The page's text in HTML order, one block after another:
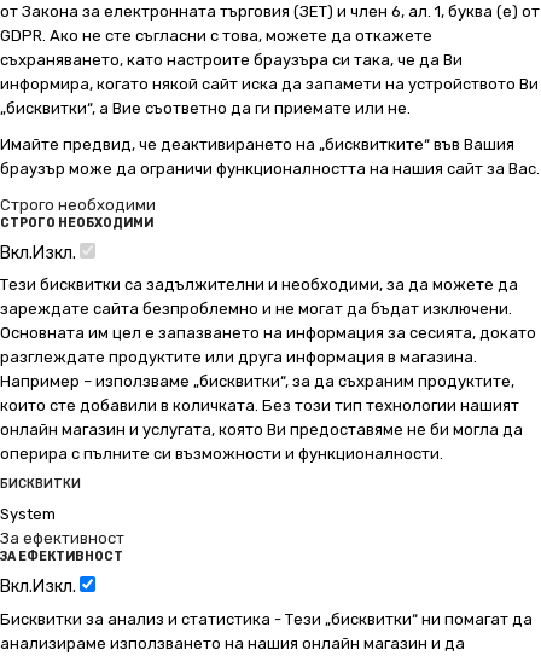
от Закона за електронната търговия (ЗЕТ) и член 6, ал. 1, буква (е) от
GDPR. Ако не сте съгласни с това, можете да откажете
съхраняването, като настроите браузъра си така, че да Ви
информира, когато някой сайт иска да запамети на устройството Ви
„бисквитки“, а Вие съответно да ги приемате или не.
Имайте предвид, че деактивирането на „бисквитките“ във Вашия
браузър може да ограничи функционалността на нашия сайт за Вас.
Строго необходими
СТРОГО НЕОБХОДИМИ
Вкл.Изкл.
Тези бисквитки са задължителни и необходими, за да можете да
зареждате сайта безпроблемно и не могат да бъдат изключени.
Основната им цел е запазването на информация за сесията, докато
разглеждате продуктите или друга информация в магазина.
Например – използваме „бисквитки“, за да съхраним продуктите,
които сте добавили в количката. Без този тип технологии нашият
онлайн магазин и услугата, която Ви предоставяме не би могла да
оперира с пълните си възможности и функционалности.
БИСКВИТКИ
System
За ефективност
ЗА ЕФЕКТИВНОСТ
Вкл.Изкл.
Бисквитки за анализ и статистика - Тези „бисквитки“ ни помагат да
анализираме използването на нашия онлайн магазин и да